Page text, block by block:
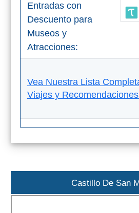
Entradas con
Descuento para
Museos y
Atracciones:
Vea Nuestra Lista
Viajes y
Castillo De San